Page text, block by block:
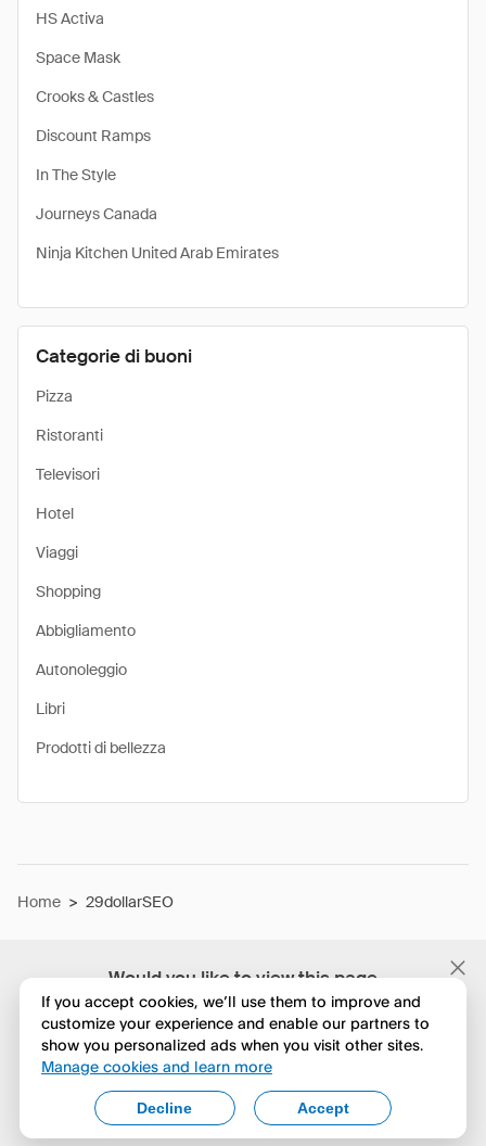
Would you like to view this page
in English?
No, continua a esplorare
Yes, change to English
HS Activa
Space Mask
Crooks & Castles
Discount Ramps
In The Style
Journeys Canada
Ninja Kitchen United Arab Emirates
Categorie di buoni
Pizza
Ristoranti
Televisori
Hotel
Viaggi
Shopping
Abbigliamento
Autonoleggio
Libri
Prodotti di bellezza
Home > 29dollarSEO
If you accept cookies, we’ll use them to improve and
customize your experience and enable our partners to
show you personalized ads when you visit other sites.
Manage cookies and learn more
Accept
Decline